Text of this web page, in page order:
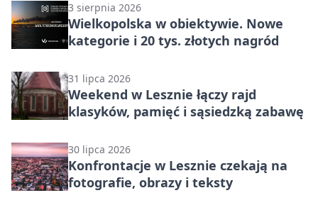
3 sierpnia 2026
Wielkopolska w obiektywie. Nowe
kategorie i 20 tys. złotych nagród
31 lipca 2026
Weekend w Lesznie łączy rajd
klasyków, pamięć i sąsiedzką zabawę
30 lipca 2026
Konfrontacje w Lesznie czekają na
fotografie, obrazy i teksty